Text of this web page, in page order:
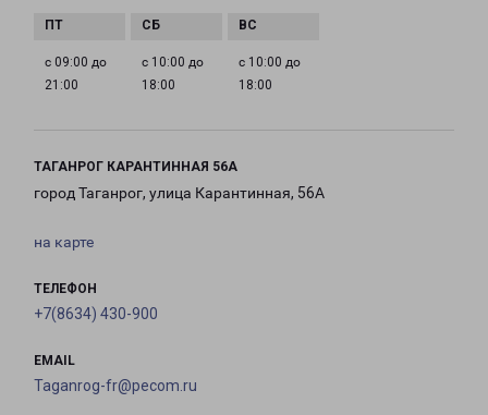
с 09:00 до
21:00
с 10:00 до
18:00
с 10:00 до
18:00
ТАГАНРОГ КАРАНТИННАЯ 56А
город Таганрог, улица Карантинная, 56А
на карте
ТЕЛЕФОН
+7(8634) 430-900
EMAIL
Taganrog-fr@pecom.ru